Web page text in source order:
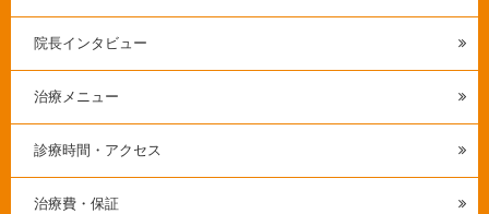
院長インタビュー
治療メニュー
診療時間・アクセス
治療費・保証